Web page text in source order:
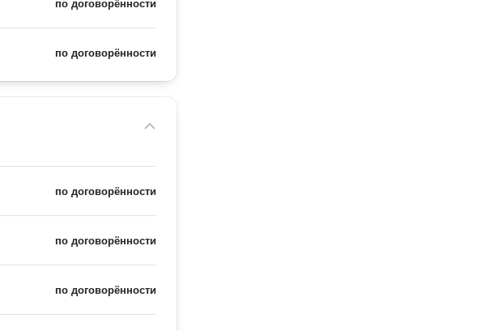
по договорённости
по договорённости
по договорённости
по договорённости
по договорённости